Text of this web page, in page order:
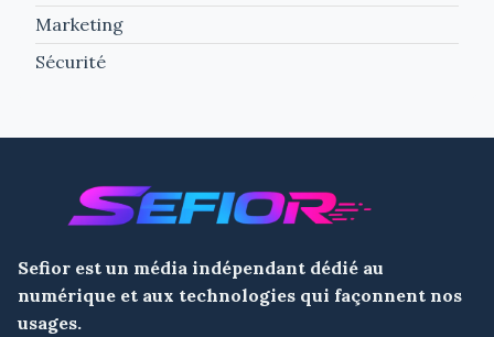
Marketing
Sécurité
Sefior est un média indépendant dédié au
numérique et aux technologies qui façonnent nos
usages.